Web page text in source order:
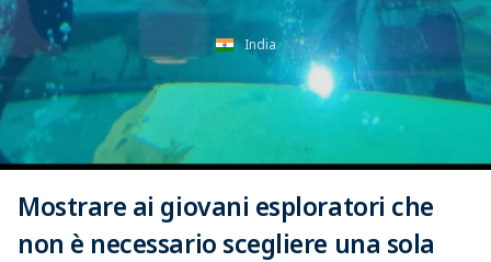
India
Mostrare ai giovani esploratori che
non è necessario scegliere una sola